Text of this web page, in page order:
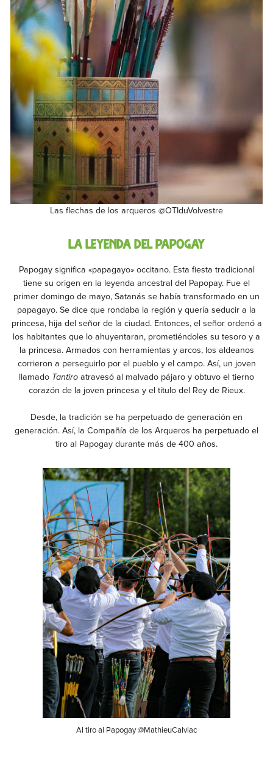
Las flechas de los arqueros @OTIduVolvestre
La leyenda del Papogay
Papogay significa «papagayo» occitano. Esta fiesta tradicional
tiene su origen en la leyenda ancestral del Papopay. Fue el
primer domingo de mayo, Satanás se había transformado en un
papagayo. Se dice que rondaba la región y quería seducir a la
princesa, hija del señor de la ciudad. Entonces, el señor ordenó a
los habitantes que lo ahuyentaran, prometiéndoles su tesoro y a
la princesa. Armados con herramientas y arcos, los aldeanos
corrieron a perseguirlo por el pueblo y el campo. Así, un joven
llamado Tantiro atravesó al malvado pájaro y obtuvo el tierno
corazón de la joven princesa y el título del Rey de Rieux.
Desde, la tradición se ha perpetuado de generación en
generación. Así, la Compañía de los Arqueros ha perpetuado el
tiro al Papogay durante más de 400 años.
Al tiro al Papogay @MathieuCalviac